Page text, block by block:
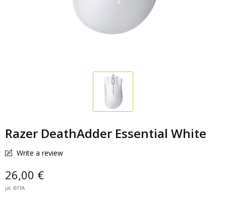
Razer DeathAdder Essential White
Write a review
26,00 €
με ΦΠΑ